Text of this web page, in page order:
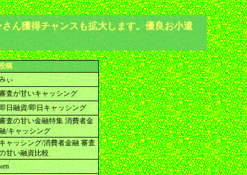
ん獲得チャンスも拡大します。優良お小遣
稿
ぃ
査が甘いキャッシング
日融資/即日キャッシング
査の甘い金融特集 消費者金
/キャッシング
ャッシング/消費者金融 審査
甘い融資比較